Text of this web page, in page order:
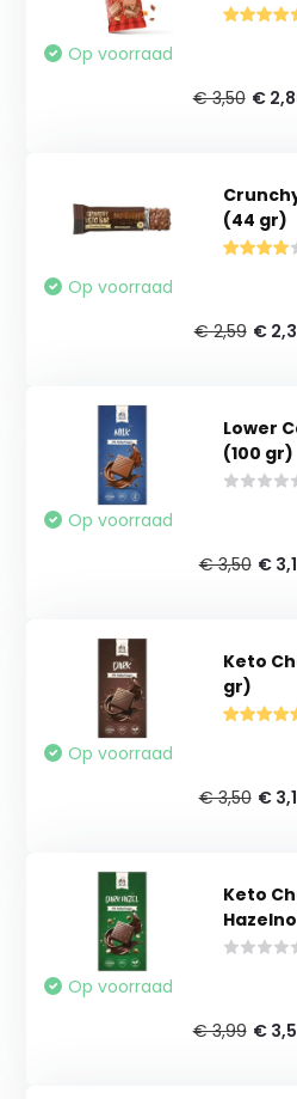
Op voorraad
€ 3,50 €
(44 gr)
Op voorraad
€ 2,59 €
Lower
(100 gr)
Op voorraad
€ 3,50 €
Keto
gr)
Op voorraad
€ 3,50 €
Keto
Op voorraad
€ 3,99 €